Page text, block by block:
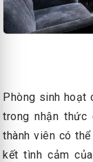
Phòng sinh hoạt
trong nhận
thành viên có
kết tình cảm